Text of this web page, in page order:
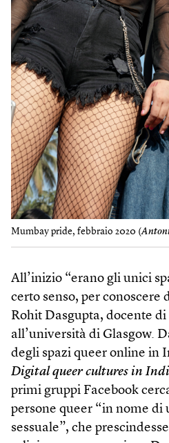
Mumbay pride, febbraio 2020 (
All’inizio “erano gli unici
certo senso, per conoscere
Rohit Dasgupta, docente
all’università di Glasgow.
degli spazi queer online in
Digital queer cultures in
primi gruppi Facebook
persone queer “in nome di
sessuale”, che